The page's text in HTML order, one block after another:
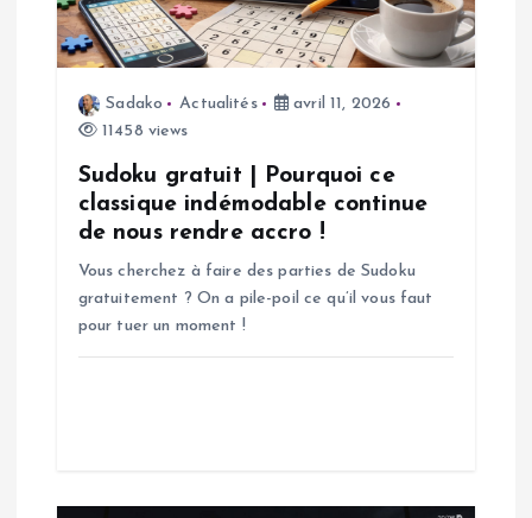
n
Sadako Actualités
avril 11, 2026
11458 views
Sudoku gratuit | Pourquoi ce
classique indémodable continue
de nous rendre accro !
Vous cherchez à faire des parties de Sudoku
gratuitement ? On a pile-poil ce qu’il vous faut
pour tuer un moment !